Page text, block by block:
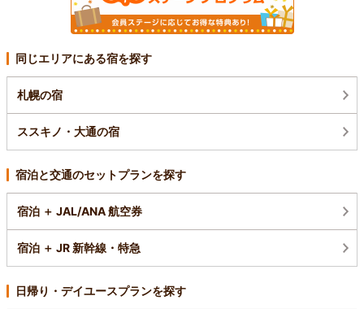
同じエリアにある宿を探す
札幌の宿
ススキノ・大通の宿
宿泊と交通のセットプランを探す
宿泊 ＋ JAL/ANA 航空券
宿泊 ＋ JR 新幹線・特急
日帰り・デイユースプランを探す